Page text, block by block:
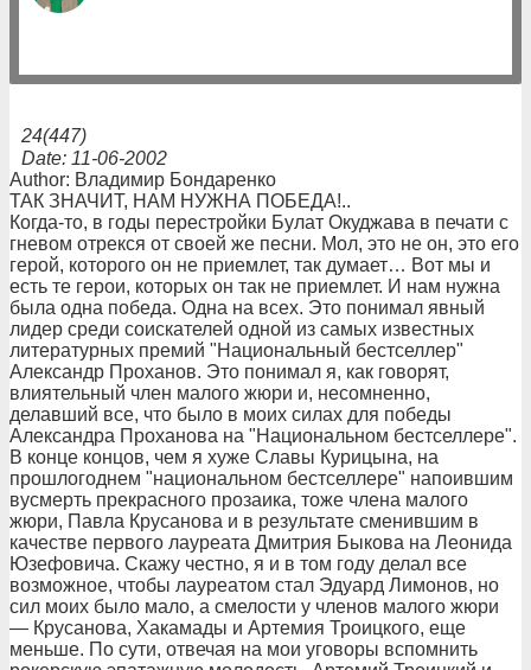
24(447)
Date: 11-06-2002
Author: Владимир Бондаренко
ТАК ЗНАЧИТ, НАМ НУЖНА ПОБЕДА!..
Когда-то, в годы перестройки Булат Окуджава в печати с
гневом отрекся от своей же песни. Мол, это не он, это его
герой, которого он не приемлет, так думает… Вот мы и
есть те герои, которых он так не приемлет. И нам нужна
была одна победа. Одна на всех. Это понимал явный
лидер среди соискателей одной из самых известных
литературных премий "Национальный бестселлер"
Александр Проханов. Это понимал я, как говорят,
влиятельный член малого жюри и, несомненно,
делавший все, что было в моих силах для победы
Александра Проханова на "Национальном бестселлере".
В конце концов, чем я хуже Славы Курицына, на
прошлогоднем "национальном бестселлере" напоившим
вусмерть прекрасного прозаика, тоже члена малого
жюри, Павла Крусанова и в результате сменившим в
качестве первого лауреата Дмитрия Быкова на Леонида
Юзефовича. Скажу честно, я и в том году делал все
возможное, чтобы лауреатом стал Эдуард Лимонов, но
сил моих было мало, а смелости у членов малого жюри
— Крусанова, Хакамады и Артемия Троицкого, еще
меньше. По сути, отвечая на мои уговоры вспомнить